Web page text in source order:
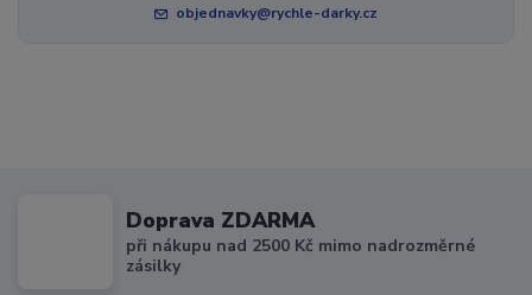
objednavky@rychle-darky.cz
Doprava ZDARMA
při nákupu nad 2500 Kč mimo nadrozměrné
zásilky